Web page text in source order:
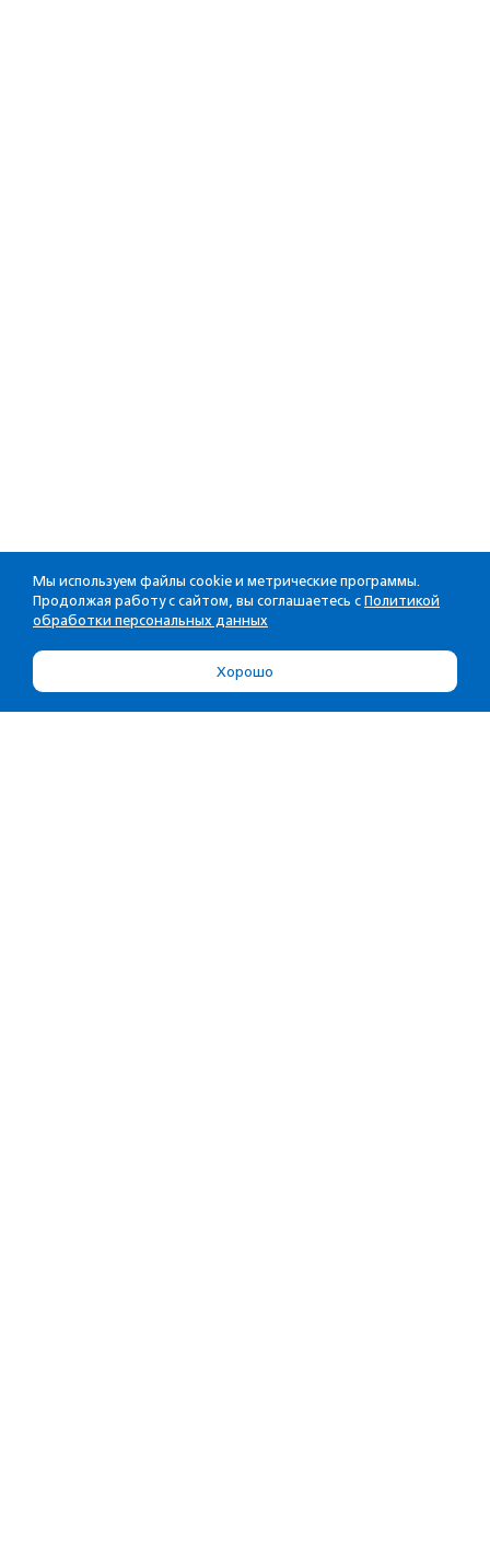
Мы используем файлы cookie и метрические программы.
Продолжая работу с сайтом, вы соглашаетесь с Политикой
обработки персональных данных
Хорошо